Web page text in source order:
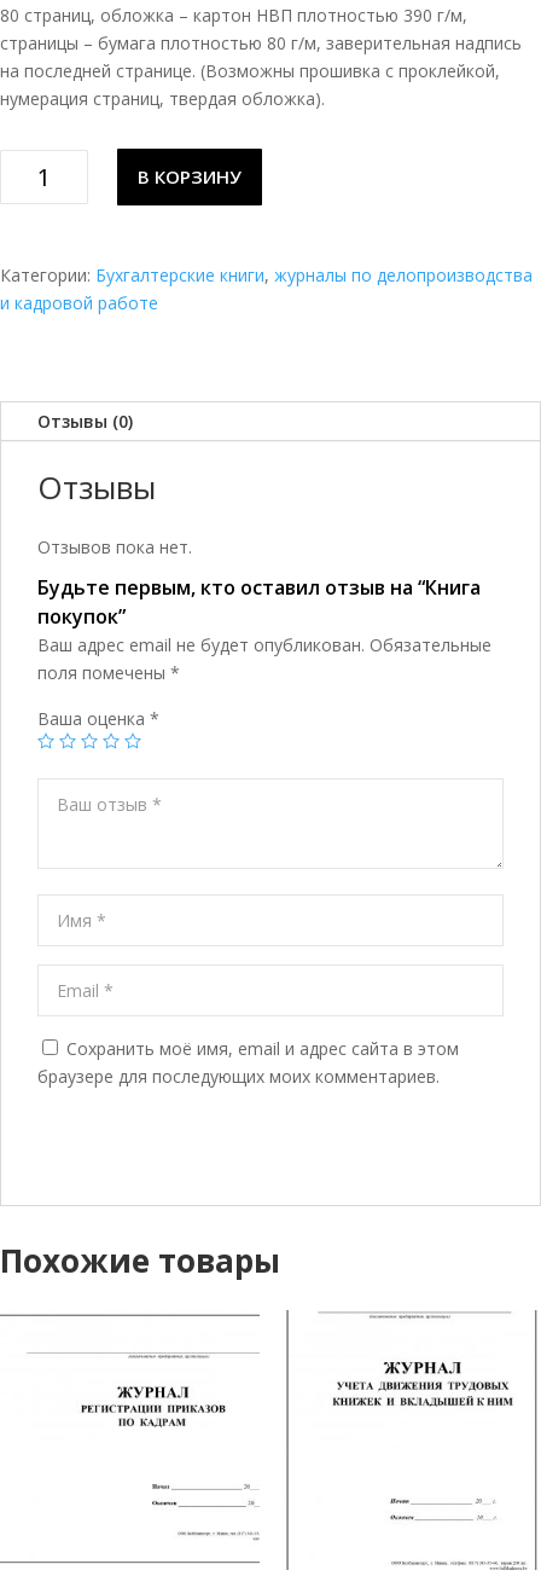
80 страниц, обложка – картон НВП плотностью 390 г/м,
страницы – бумага плотностью 80 г/м, заверительная надпись
на последней странице. (Возможны прошивка с проклейкой,
нумерация страниц, твердая обложка).
товара
В КОРЗИНУ
Категории: Бухгалтерские книги, журналы по делопроизводства
и кадровой работе
Отзывы (0)
Отзывы
Отзывов пока нет.
Будьте первым, кто оставил отзыв на “Книга
покупок”
Ваш адрес email не будет опубликован. Обязательные
поля помечены *
Ваша оценка *
Сохранить моё имя, email и адрес сайта в этом
браузере для последующих моих комментариев.
Похожие товары